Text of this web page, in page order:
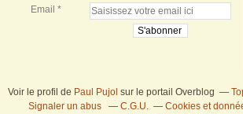
Email
Voir le profil de Paul Pujol sur le portail Overblog
Signaler un abus
C.G.U.
Cookies et